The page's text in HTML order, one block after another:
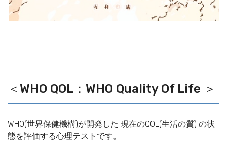
＜WHO QOL：WHO Quality Of Life ＞
WHO(世界保健機構)が開発した 現在のQOL(生活の質) の状
態を評価する心理テストです。